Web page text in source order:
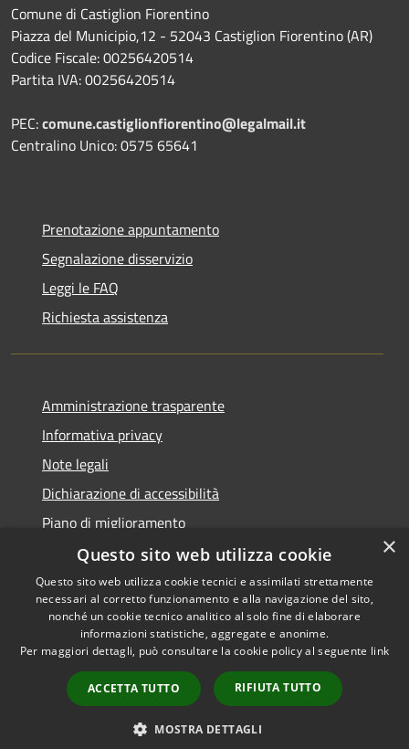
Comune di Castiglion Fiorentino
Piazza del Municipio,12 - 52043 Castiglion Fiorentino (AR)
Codice Fiscale: 00256420514
Partita IVA: 00256420514
PEC:comune.castiglionfiorentino@legalmail.it
Centralino Unico: 0575 65641
Prenotazione appuntamento
Segnalazione disservizio
Leggi le FAQ
Richiesta assistenza
Amministrazione trasparente
Informativa privacy
Note legali
Dichiarazione di accessibilità
Piano di miglioramento
Accessibilità
Privacy
Mappa del sito
Copyright © 2026 • Comune di
Castiglion Fiorentino •
Powered byMunicipium •
Accesso redazione
×
Questo sito web utilizza cookie
Questo sito web utilizza cookie tecnici e assimilati strettamente
necessari al corretto funzionamento e alla navigazione del sito,
nonché un cookie tecnico analitico al solo fine di elaborare
informazioni statistiche, aggregate e anonime.
Per maggiori dettagli, può consultare la cookie policy al seguente link
ACCETTA TUTTO RIFIUTA TUTTO
MOSTRA DETTAGLI